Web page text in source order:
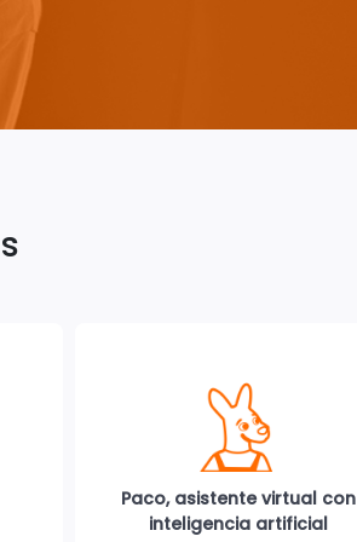
Paco, asistente virtual con
inteligencia artificial